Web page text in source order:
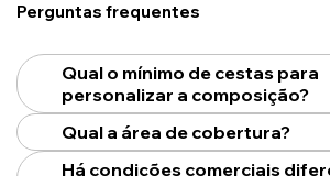
Perguntas frequentes
Qual o mínimo de cestas para
personalizar a composição?
Qual a área de cobertura?
Há condições comerciais